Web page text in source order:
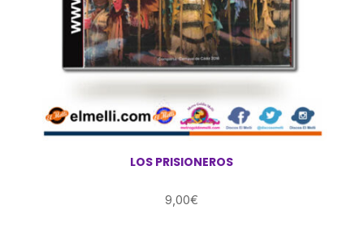
LOS PRISIONEROS
9,00€